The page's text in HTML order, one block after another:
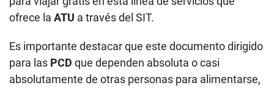
ofrece la ATU a través del SIT.
Es importante destacar que este documento dirigido
para las PCD que dependen absoluta o casi
absolutamente de otras personas para alimentarse,